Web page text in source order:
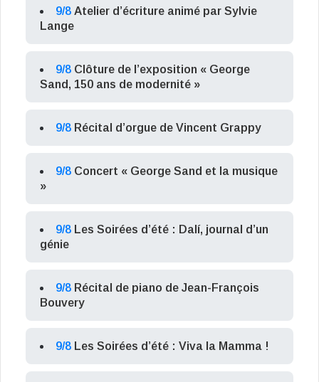
9/8 Atelier d’écriture animé par Sylvie
Lange
9/8 Clôture de l’exposition « George
Sand, 150 ans de modernité »
9/8 Récital d’orgue de Vincent Grappy
9/8 Concert « George Sand et la musique
»
9/8 Les Soirées d’été : Dalí, journal d’un
génie
9/8 Récital de piano de Jean-François
Bouvery
9/8 Les Soirées d’été : Viva la Mamma !